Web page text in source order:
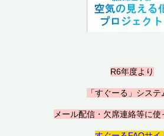
R6年度より
「すぐーる」システ
メール配信・欠席連絡等に使